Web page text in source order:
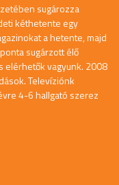
sugározza
kéthetente egy
a hetente, majd
sugárzott élő
elérhetők vagyunk. 2008
Televíziónk
4-6 hallgató szerez